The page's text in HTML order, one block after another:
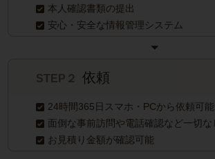
本人確認書類の提出
安心・安全な情報管理システム
STEP２依頼
24時間365日スマホ・PCから依頼可能
面倒な事前訪問や電話確認など一切な
お見積り金額が確認可能